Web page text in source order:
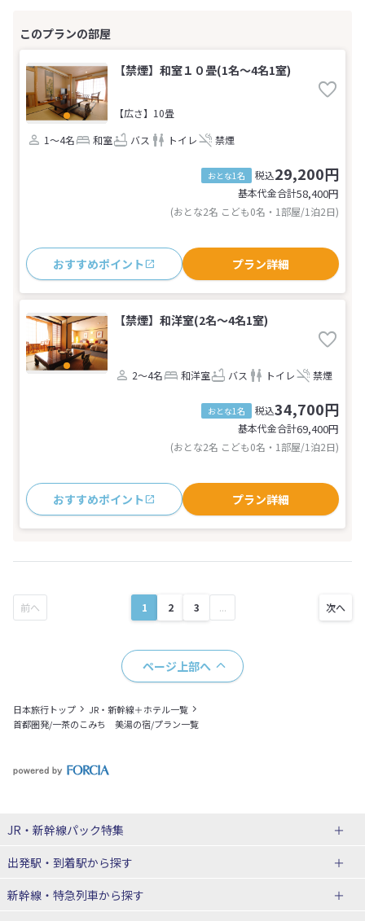
【禁煙】和室１０畳(1名～4名1室)
【広さ】10畳
1～4名
和室 バス トイレ 禁煙
おとな1名 税込29,200円
基本代金合計58,400円
(おとな2名 こども0名・1部屋/1泊2日)
おすすめポイント プラン詳細
【禁煙】和洋室(2名～4名1室)
2～4名 和洋室 バス トイレ 禁煙
おとな1名 税込34,700円
基本代金合計69,400円
(おとな2名 こども0名・1部屋/1泊2日)
おすすめポイント プラン詳細
1 2 3 ...
ページ上部へ
日本旅行トップ
JR・新幹線＋ホテル一覧
首都圏発/一茶のこみち 美湯の宿/プラン一覧
JR・新幹線パック特集
JR・新幹線＋ホテルパック
出張パック
出発駅・到着駅から探す
秋田⇔東京 新幹線パック
新幹線・特急列車から探す